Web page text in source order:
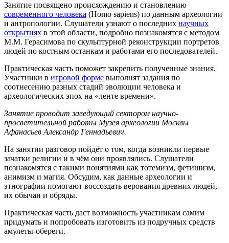
Занятие посвящено происхождению и становлению
современного человека (Homo sapiens) по данным археологии
и антропологии. Слушатели узнают о последних научных
открытиях в этой области, подробно познакомятся с методом
М.М. Герасимова по скульптурной реконструкции портретов
людей по костным останкам и работами его последователей.
Практическая часть поможет закрепить полученные знания.
Участники в игровой форме выполнят задания по
соотнесению разных стадий эволюции человека и
археологических эпох на «ленте времени».
Занятие проводит заведующий сектором научно-
просветительной работы Музея археологии Москвы
Афанасьев Александр Геннадьевич.
На занятии разговор пойдёт о том, когда возникли первые
зачатки религии и в чём они проявлялись. Слушатели
познакомятся с такими понятиями как тотемизм, фетишизм,
анимизм и магия. Обсудим, как данные археологии и
этнографии помогают воссоздать верования древних людей,
их обычаи и обряды.
Практическая часть даст возможность участникам самим
придумать и попробовать изготовить из подручных средств
амулеты-обереги.